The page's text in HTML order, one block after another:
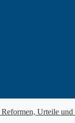
Urteile